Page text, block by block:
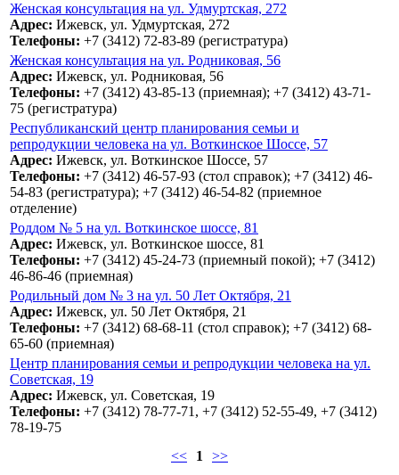
Женская консультация на ул. Удмуртская, 272
Адрес: Ижевск, ул. Удмуртская, 272
Телефоны: +7 (3412) 72-83-89 (регистратура)
Женская консультация на ул. Родниковая, 56
Адрес: Ижевск, ул. Родниковая, 56
Телефоны: +7 (3412) 43-85-13 (приемная); +7 (3412) 43-71-
75 (регистратура)
Республиканский центр планирования семьи и
репродукции человека на ул. Воткинское Шоссе, 57
Адрес: Ижевск, ул. Воткинское Шоссе, 57
Телефоны: +7 (3412) 46-57-93 (стол справок); +7 (3412) 46-
54-83 (регистратура); +7 (3412) 46-54-82 (приемное
отделение)
Роддом № 5 на ул. Воткинское шоссе, 81
Адрес: Ижевск, ул. Воткинское шоссе, 81
Телефоны: +7 (3412) 45-24-73 (приемный покой); +7 (3412)
46-86-46 (приемная)
Родильный дом № 3 на ул. 50 Лет Октября, 21
Адрес: Ижевск, ул. 50 Лет Октября, 21
Телефоны: +7 (3412) 68-68-11 (стол справок); +7 (3412) 68-
65-60 (приемная)
Центр планирования семьи и репродукции человека на ул.
Советская, 19
Адрес: Ижевск, ул. Советская, 19
Телефоны: +7 (3412) 78-77-71, +7 (3412) 52-55-49, +7 (3412)
78-19-75
<<
1 >>